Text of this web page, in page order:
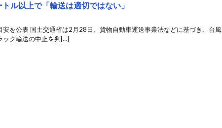
ル以上で「輸送は適切ではない」
安を公表 国土交通省は2月28日、貨物自動車運送事業法などに基づき、台風
ック輸送の中止を判[…]